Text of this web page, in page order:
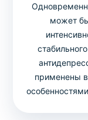
может
применены